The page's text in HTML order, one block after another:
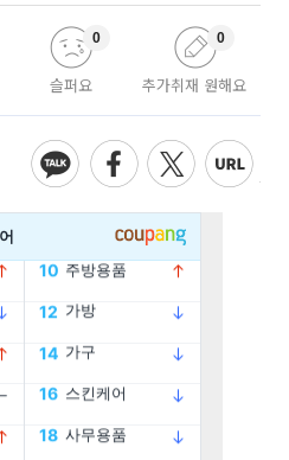
슬퍼요
0
추가취재 원해요
0